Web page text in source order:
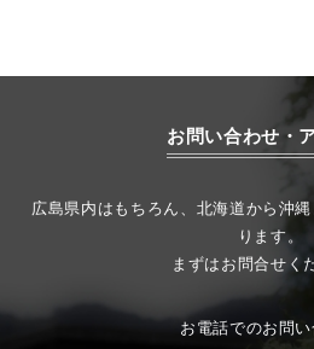
お問い合わせ・
広島県内はもちろん、北海道から沖
ります。
まずはお問合せく
お電話でのお問